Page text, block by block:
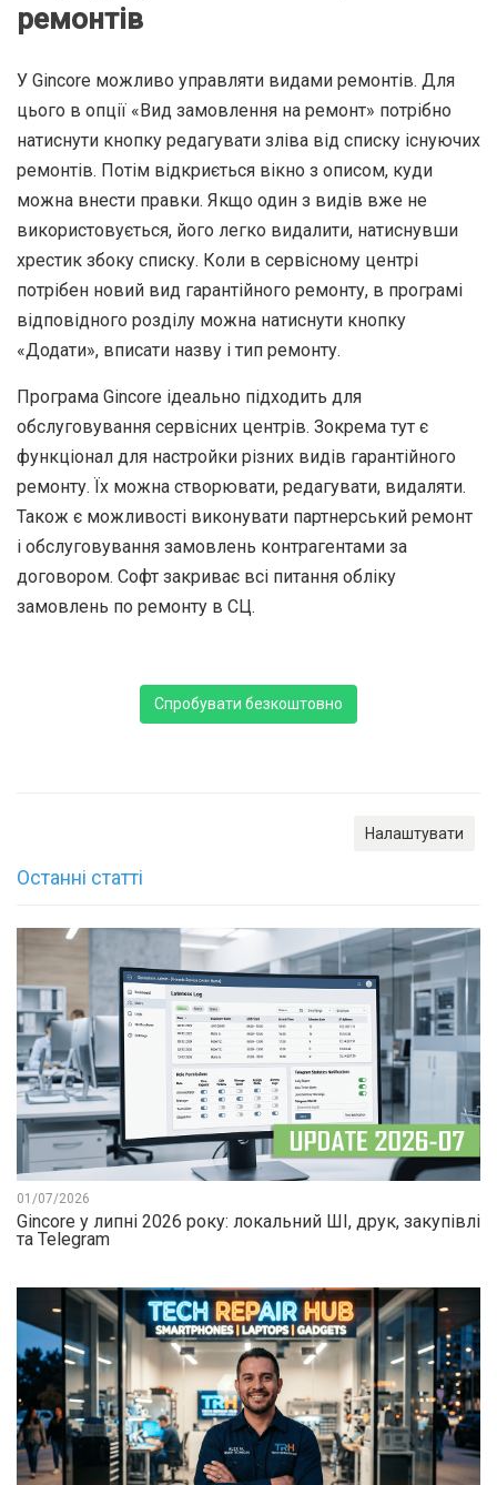
ремонтів
У Gincore можливо управляти видами ремонтів. Для
цього в опції «Вид замовлення на ремонт» потрібно
натиснути кнопку редагувати зліва від списку існуючих
ремонтів. Потім відкриється вікно з описом, куди
можна внести правки. Якщо один з видів вже не
використовується, його легко видалити, натиснувши
хрестик збоку списку. Коли в сервісному центрі
потрібен новий вид гарантійного ремонту, в програмі
відповідного розділу можна натиснути кнопку
«Додати», вписати назву і тип ремонту.
Програма Gincore ідеально підходить для
обслуговування сервісних центрів. Зокрема тут є
функціонал для настройки різних видів гарантійного
ремонту. Їх можна створювати, редагувати, видаляти.
Також є можливості виконувати партнерський ремонт
і обслуговування замовлень контрагентами за
договором. Софт закриває всі питання обліку
замовлень по ремонту в СЦ.
Спробувати безкоштовно
Налаштувати
Останні статті
01/07/2026
Gincore у липні 2026 року: локальний ШІ, друк, закупівлі
та Telegram